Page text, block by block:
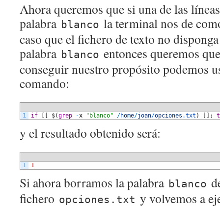
Ahora queremos que si una de las
palabra blanco la terminal nos de
caso que el fichero de texto no
palabra blanco entonces queremos
conseguir nuestro propósito podemos
comando:
1 if $(grep -x "blanco" /home/joan/opciones .txt ) ;
y el resultado obtenido será:
1 1
Si ahora borramos la palabra blanco
fichero opciones.txt y volvemos a